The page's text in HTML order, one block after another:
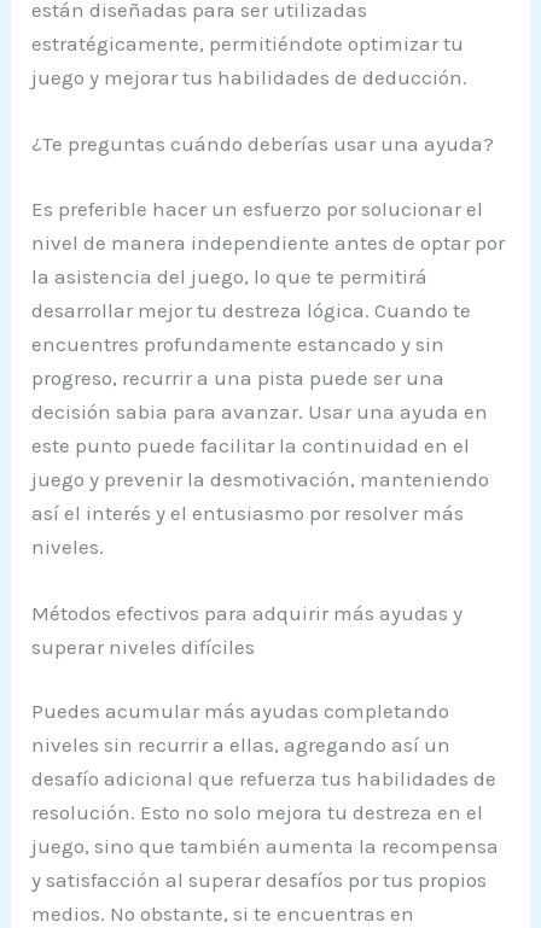
están diseñadas para ser utilizadas
estratégicamente, permitiéndote optimizar tu
juego y mejorar tus habilidades de deducción.
¿Te preguntas cuándo deberías usar una ayuda?
Es preferible hacer un esfuerzo por solucionar el
nivel de manera independiente antes de optar por
la asistencia del juego, lo que te permitirá
desarrollar mejor tu destreza lógica. Cuando te
encuentres profundamente estancado y sin
progreso, recurrir a una pista puede ser una
decisión sabia para avanzar. Usar una ayuda en
este punto puede facilitar la continuidad en el
juego y prevenir la desmotivación, manteniendo
así el interés y el entusiasmo por resolver más
niveles.
Métodos efectivos para adquirir más ayudas y
superar niveles difíciles
Puedes acumular más ayudas completando
niveles sin recurrir a ellas, agregando así un
desafío adicional que refuerza tus habilidades de
resolución. Esto no solo mejora tu destreza en el
juego, sino que también aumenta la recompensa
y satisfacción al superar desafíos por tus propios
medios. No obstante, si te encuentras en